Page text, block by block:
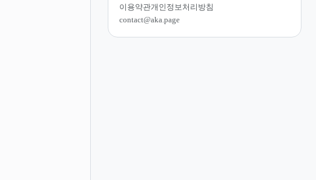
이용약관개인정보처리방침
contact@aka.page